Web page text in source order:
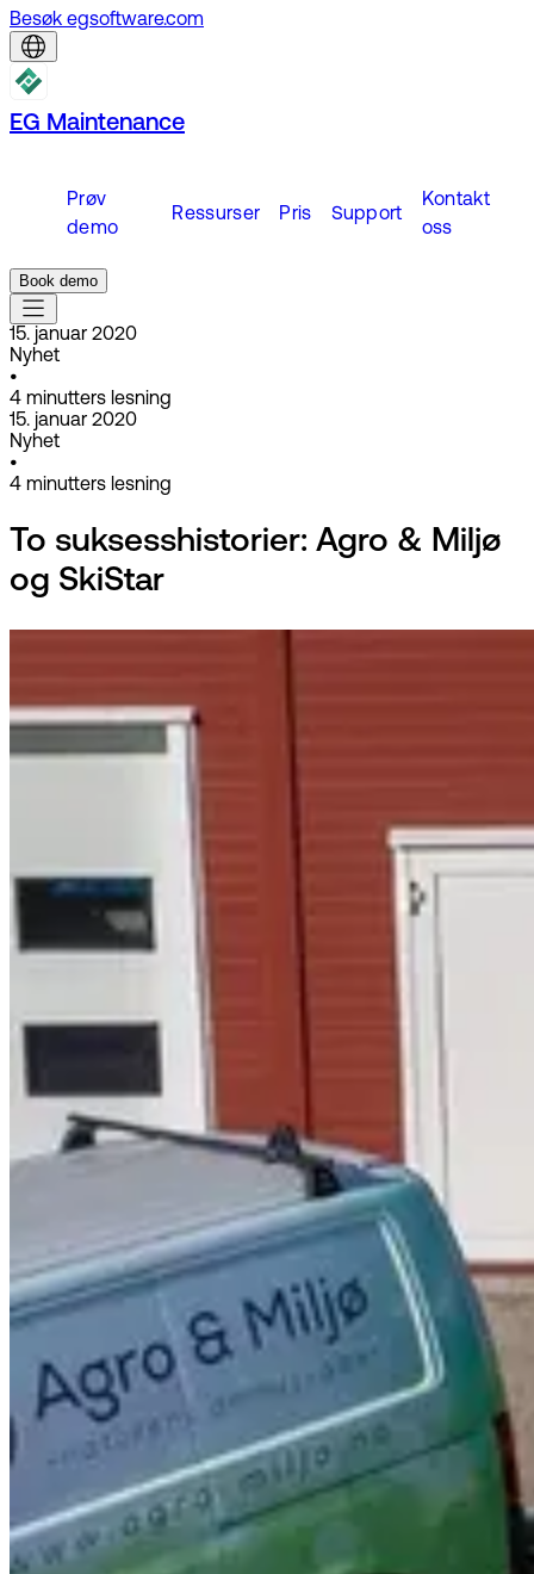
Besøk egsoftware.com
EG Maintenance
Prøv
demo
Ressurser Pris Support
Kontakt
oss
Book demo
15. januar 2020
Nyhet
•
4 minutters lesning
15. januar 2020
Nyhet
•
4 minutters lesning
To suksesshistorier: Agro & Miljø
og SkiStar